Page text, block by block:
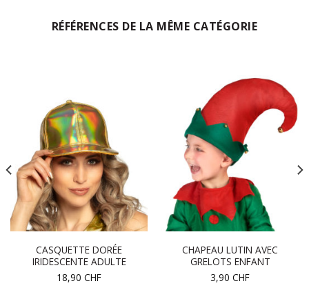
RÉFÉRENCES DE LA MÊME CATÉGORIE
CASQUETTE DORÉE
IRIDESCENTE ADULTE
18,90 CHF
CHAPEAU LUTIN AVEC
GRELOTS ENFANT
3,90 CHF